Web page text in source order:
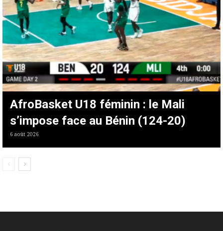
AfroBasket U18 féminin : le Mali
s’impose face au Bénin (124-20)
6 août 2026